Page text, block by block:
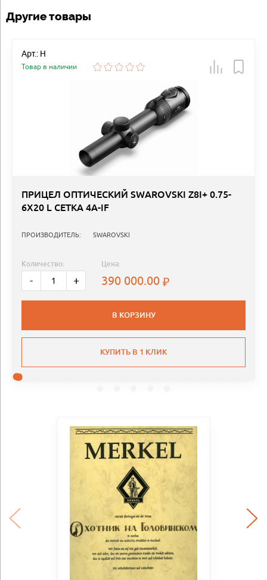
Другие товары
Арт.: Н
Товар в наличии
ПРИЦЕЛ ОПТИЧЕСКИЙ SWAROVSKI Z8I+ 0.75-
6X20 L СЕТКА 4A-IF
ПРОИЗВОДИТЕЛЬ: SWAROVSKI
Количество:
- +
Цена:
390 000.00
В КОРЗИНУ
КУПИТЬ В 1 КЛИК